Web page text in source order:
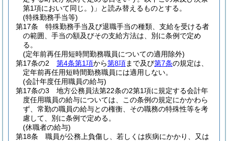
第1項において同じ。) 」と読み替えるものとする。
(特殊勤務手当等)
第17条
特殊勤務手当及び退職手当の種類、支給を受ける者
の範囲、手当の額及びその支給方法は、別に条例で定め
る。
(定年前再任用短時間勤務職員についての適用除外)
第17条の2
第4条第1項から第8項まで及び第7条の規定は、
定年前再任用短時間勤務職員には適用しない。
(会計年度任用職員の給与)
第17条の3
地方公務員法第22条の2第1項に規定する会計年
度任用職員の給与については、この条例の規定にかかわら
ず、常勤の職員の給与との権衡、その職務の特殊性等を考
慮して、別に条例で定める。
(休職者の給与)
第18条
職員が公務上負傷し、若しくは疾病にかかり、又は